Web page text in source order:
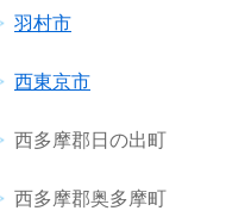
羽村市
西東京市
西多摩郡日の出町
西多摩郡奥多摩町